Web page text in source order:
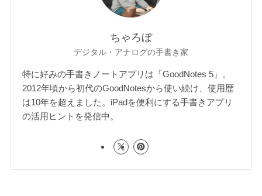
ちゃろぼ
デジタル・アナログの手書き家
特に好みの手書きノートアプリは「GoodNotes 5」。
2012年頃から初代のGoodNotesから使い続け、使用歴
は10年を超えました。iPadを便利にする手書きアプリ
の活用ヒントを発信中。